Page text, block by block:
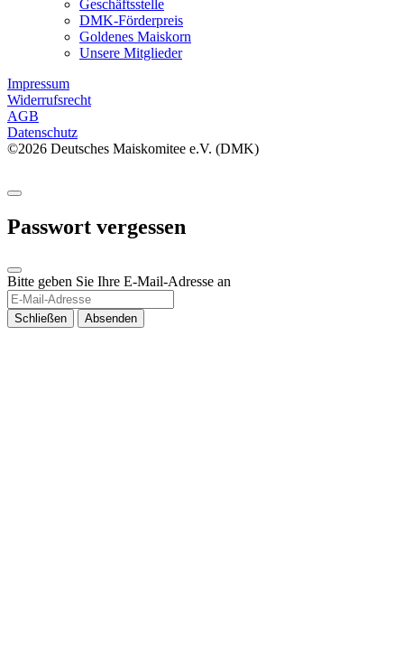
Geschäftsstelle
DMK-Förderpreis
Goldenes Maiskorn
Unsere Mitglieder
Impressum
Widerrufsrecht
AGB
Datenschutz
©2026 Deutsches Maiskomitee e.V. (DMK)
Passwort vergessen
Bitte geben Sie Ihre E-Mail-Adresse an
Schließen Absenden